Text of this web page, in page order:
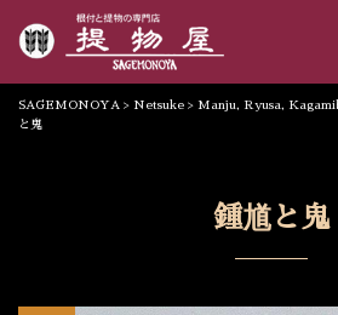
SAGEMONOYA > Netsuke > Manju, Ryusa,
と鬼
鍾馗と鬼